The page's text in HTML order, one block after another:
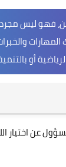
فهو ليس
أو
عن اختيار